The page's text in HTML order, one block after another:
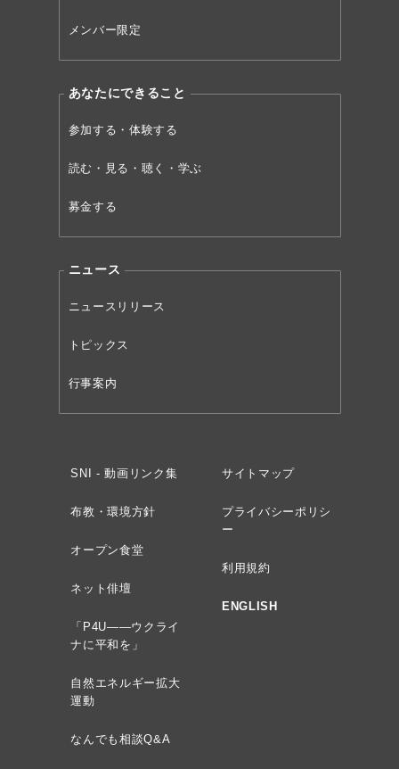
メンバー限定
あなたにできること
参加する・体験する
読む・見る・聴く・学ぶ
募金する
ニュース
ニュースリリース
トピックス
行事案内
SNI - 動画リンク集
布教・環境方針
オープン食堂
ネット俳壇
「P4U——ウクライ
ナに平和を」
自然エネルギー拡大
運動
なんでも相談Q&A
サイトマップ
プライバシーポリシ
ー
利用規約
ENGLISH